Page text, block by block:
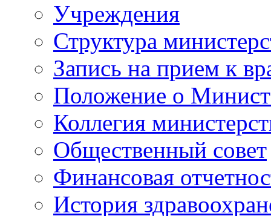
Учреждения
Структура
Запись на прием к
Положение о
Коллегия
Общественный совет
Финансовая
История